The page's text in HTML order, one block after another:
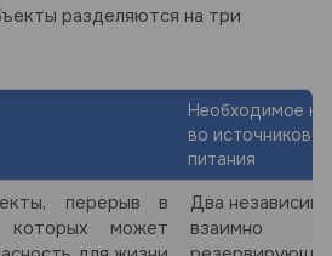
разделяются на три
Необходимое
во источников
питания
перерыв в
которых может
Два
взаимно